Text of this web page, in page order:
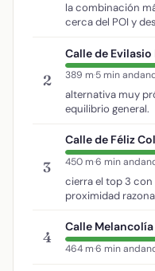
la combinación
cerca del POI y
2
Calle de
389 m·5 min
alternativa muy
equilibrio general.
3
Calle de Féliz
450 m·6 min
cierra el top 3
proximidad
4
Calle Melancolía
464 m·6 min